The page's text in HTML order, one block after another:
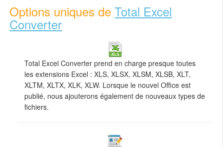
Options uniques deTotal Excel
Converter
Total Excel Converter prend en charge presque toutes
les extensions Excel : XLS, XLSX, XLSM, XLSB, XLT,
XLTM, XLTX, XLK, XLW. Lorsque le nouvel Office est
publié, nous ajouterons également de nouveaux types de
fichiers.